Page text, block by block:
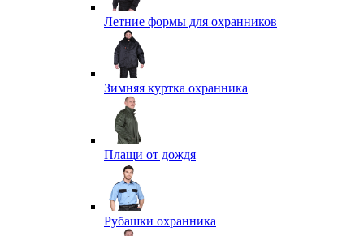
Летние формы для охранников
Зимняя куртка охранника
Плащи от дождя
Рубашки охранника